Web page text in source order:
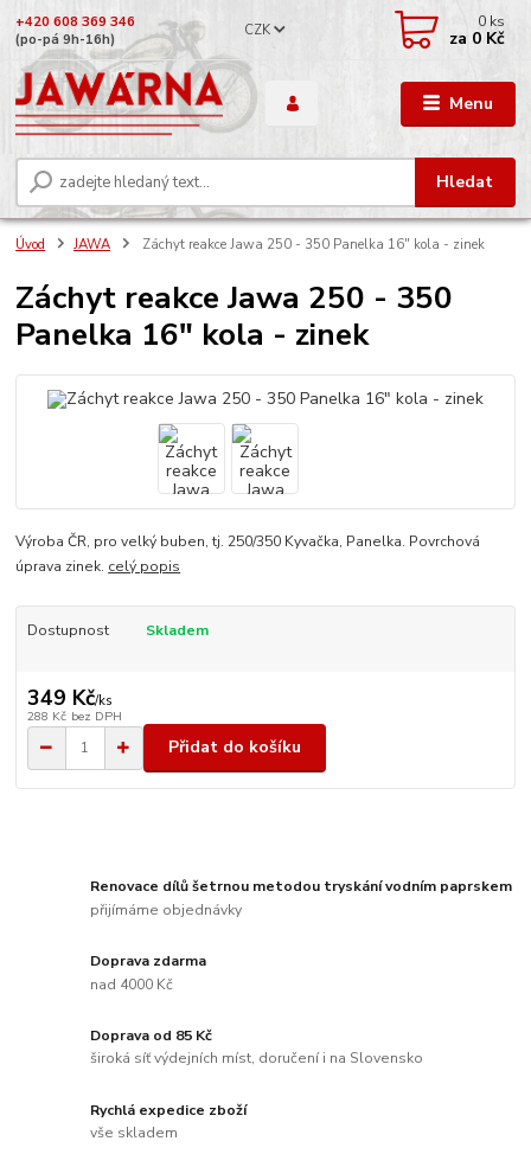
Menu
CZK
Hledat
+420 608 369 346
(po-pá 9h-16h)
0 ks
za 0 Kč
Úvod JAWA Záchyt reakce Jawa 250 - 350 Panelka 16" kola - zinek
Záchyt reakce Jawa 250 - 350
Panelka 16" kola - zinek
Výroba ČR, pro velký buben, tj. 250/350 Kyvačka, Panelka. Povrchová
úprava zinek. celý popis
Dostupnost Skladem
349 Kč/ks
288 Kč bez DPH
Přidat do košíku
Renovace dílů šetrnou metodou tryskání vodním paprskem
přijímáme objednávky
Doprava zdarma
nad 4000 Kč
Doprava od 85 Kč
široká síť výdejních míst, doručení i na Slovensko
Rychlá expedice zboží
vše skladem